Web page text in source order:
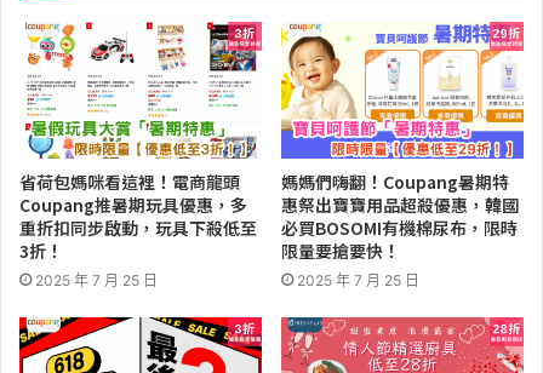
省荷包媽咪看這裡！電商龍頭
Coupang推暑期玩具優惠，多
重折扣同步啟動，玩具下殺低至
3折！
2025 年 7 月 25 日
媽媽們嗨翻！Coupang暑期特
惠祭出寶寶用品超殺優惠，韓國
必買BOSOMI有機棉尿布，限時
限量要搶要快！
2025 年 7 月 25 日